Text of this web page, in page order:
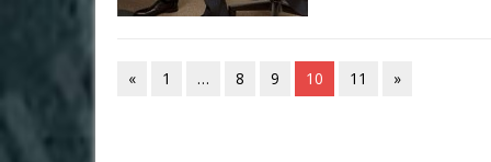
« 1 … 8 9 10 11 »